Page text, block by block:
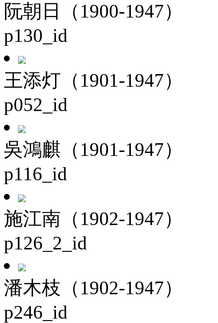
阮朝日（1900-1947）
p130_id
王添灯（1901-1947）
p052_id
吳鴻麒（1901-1947）
p116_id
施江南（1902-1947）
p126_2_id
潘木枝（1902-1947）
p246_id